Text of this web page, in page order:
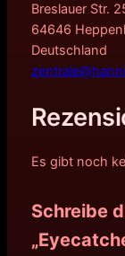
Breslauer Str.
64646
Deutschland
Es gibt noch
Schreibe